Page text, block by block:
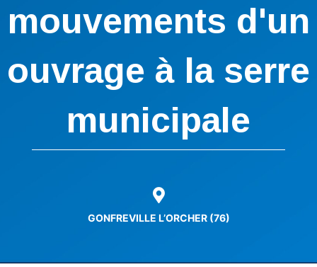
mouvements d'un
ouvrage à la serre
municipale
GONFREVILLE L’ORCHER (76)